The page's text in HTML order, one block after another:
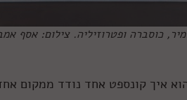
כוסברה ופטרוזיליה. צילום: אסף
איך קונספט אחד נודד ממקום